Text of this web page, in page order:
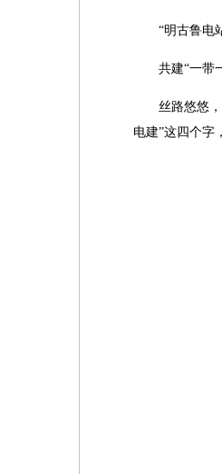
“明古鲁电
共建“一带
丝路悠悠
电建”这四个字